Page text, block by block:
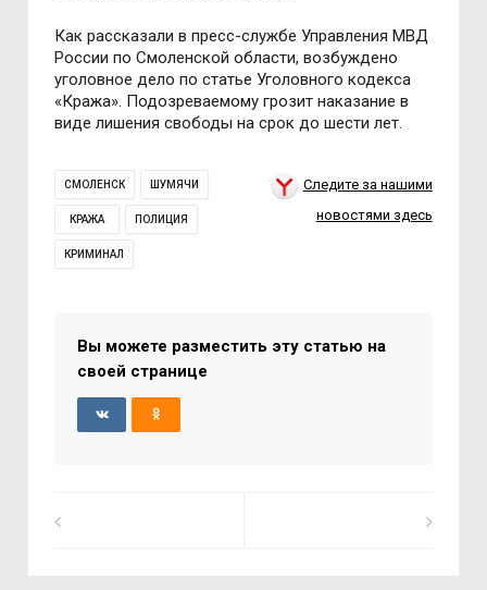
Как рассказали в пресс-службе Управления МВД
России по Смоленской области, возбуждено
уголовное дело по статье Уголовного кодекса
«Кража». Подозреваемому грозит наказание в
виде лишения свободы на срок до шести лет.
СМОЛЕНСК ШУМЯЧИ
КРАЖА ПОЛИЦИЯ
КРИМИНАЛ
Следите за нашими
новостями здесь
Вы можете разместить эту статью на
своей странице